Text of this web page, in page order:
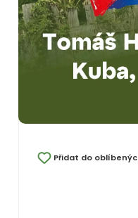
Přidat do